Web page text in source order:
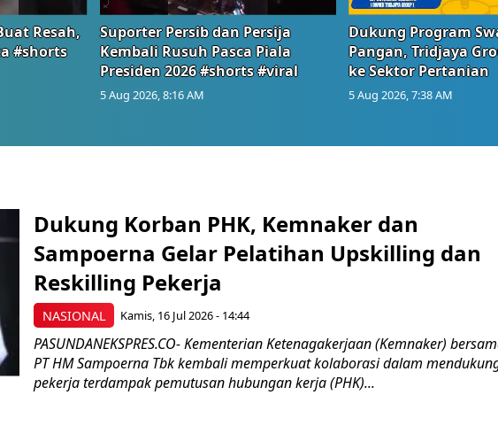
Resah,
#shorts
Suporter Persib dan Persija
Kembali Rusuh Pasca Piala
Presiden 2026 #shorts #viral
5 Aug 2026, 8:16 AM
Dukung Program
Pangan, Tridjaya
ke Sektor Pertanian
5 Aug 2026, 7:38 AM
NASIONAL
Dukung Korban PHK, Kemnaker dan
Sampoerna Gelar Pelatihan Upskilling dan
Reskilling Pekerja
Kamis, 16 Jul 2026 - 14:44
PASUNDANEKSPRES.CO- Kementerian Ketenagakerjaan (Kemnaker)
PT HM Sampoerna Tbk kembali memperkuat kolaborasi dalam
pekerja terdampak pemutusan hubungan kerja (PHK)...